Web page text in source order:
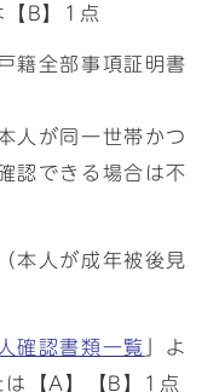
【B】1点
籍全部事項証明書
人が同一世帯かつ
認できる場合は不
本人が成年被後見
確認書類一覧
」よ
は【A】【B】1点